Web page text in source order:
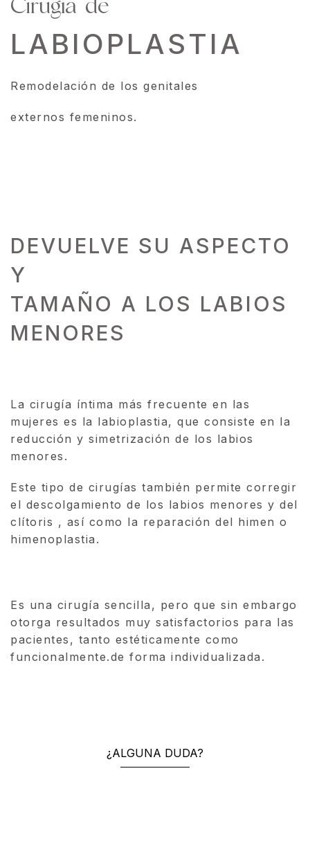
LABIOPLASTIA
Remodelación de los genitales
externos femeninos.
DEVUELVE SU ASPECTO
Y
TAMAÑO A LOS LABIOS
MENORES
La cirugía íntima más frecuente en las
mujeres es la labioplastia, que consiste en la
reducción y simetrización de los labios
menores.
Este tipo de cirugías también permite corregir
el descolgamiento de los labios menores y del
clítoris , así como la reparación del himen o
himenoplastia.
Es una cirugía sencilla, pero que sin embargo
otorga resultados muy satisfactorios para las
pacientes, tanto estéticamente como
funcionalmente.de forma individualizada.
¿ALGUNA DUDA?